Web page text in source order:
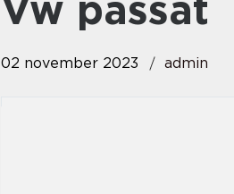
vw passat
02 november 2023 admin